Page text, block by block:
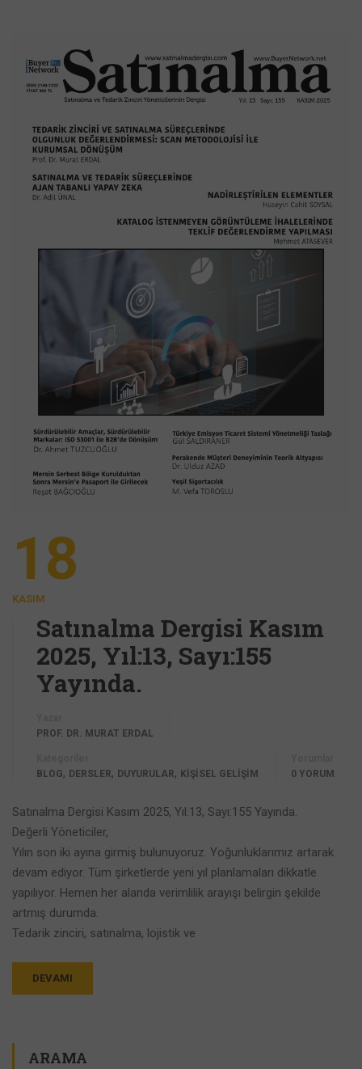
18
KASIM
Satınalma Dergisi Kasım
2025, Yıl:13, Sayı:155
Yayında.
PROF. DR. MURAT ERDAL
BLOG, DERSLER, DUYURULAR, KİŞİSEL GELİŞİM
0 YORUM
Satınalma Dergisi Kasım 2025, Yıl:13, Sayı:155 Yayında.
Değerli Yöneticiler,
Yılın son iki ayına girmiş bulunuyoruz. Yoğunluklarımız artarak
devam ediyor. Tüm şirketlerde yeni yıl planlamaları dikkatle
yapılıyor. Hemen her alanda verimlilik arayışı belirgin şekilde
artmış durumda.
Tedarik zinciri, satınalma, lojistik ve
DEVAMI
ARAMA